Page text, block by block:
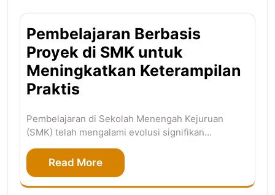
Pembelajaran Berbasis
Proyek di SMK untuk
Meningkatkan Keterampilan
Praktis
Pembelajaran di Sekolah Menengah Kejuruan
(SMK) telah mengalami evolusi signifikan…
Read More